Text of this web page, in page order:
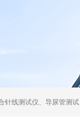
丝测试仪、针灸针测试仪、留置针测试仪